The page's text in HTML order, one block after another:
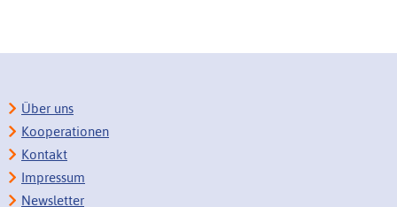
Über uns
Kooperationen
Kontakt
Impressum
Newsletter